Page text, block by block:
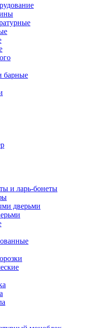
барные
и ларь-бонеты
дверьми